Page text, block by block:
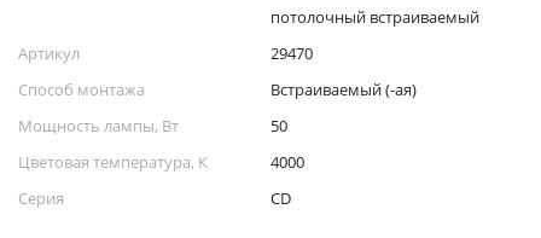
потолочный встраиваемый
Артикул
29470
Способ монтажа
Встраиваемый (-ая)
Мощность лампы, Вт
50
Цветовая температура, К
4000
Серия
CD